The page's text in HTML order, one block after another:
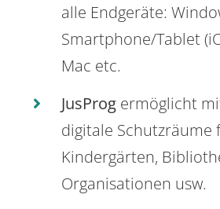
alle Endgeräte:
Smartphone/Tablet
Mac etc.
JusProg ermöglicht
digitale Schutzräume
Kindergärten,
Organisationen usw.